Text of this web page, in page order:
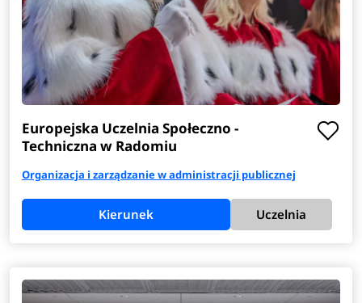
Europejska Uczelnia Społeczno -
Techniczna w Radomiu
Organizacja i zarządzanie w administracji publicznej
Kierunek Uczelnia